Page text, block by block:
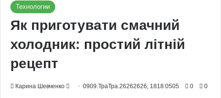
Технологии
Як приготувати смачний
холодник: простий літній
рецепт
Карина Шевченко
Send0909.ТраТра.26262626, 1818:0505 0 0